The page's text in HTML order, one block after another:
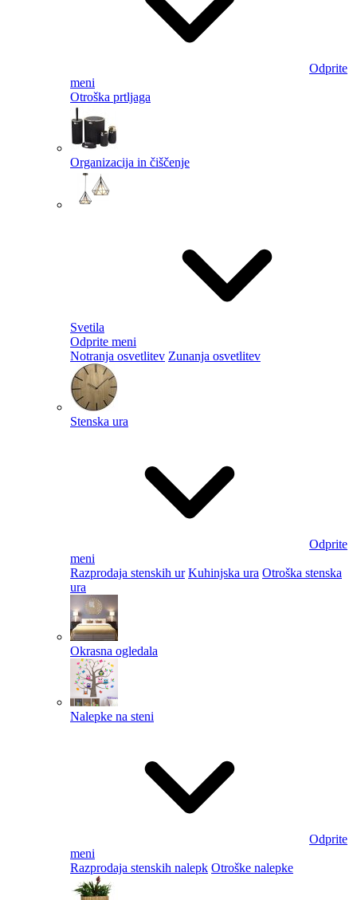
Odprite
meni
Otroška prtljaga
Organizacija in čiščenje
Svetila
Odprite meni
Notranja osvetlitev Zunanja osvetlitev
Stenska ura
Odprite
meni
Razprodaja stenskih ur Kuhinjska ura Otroška stenska
ura
Okrasna ogledala
Nalepke na steni
Odprite
meni
Razprodaja stenskih nalepk Otroške nalepke